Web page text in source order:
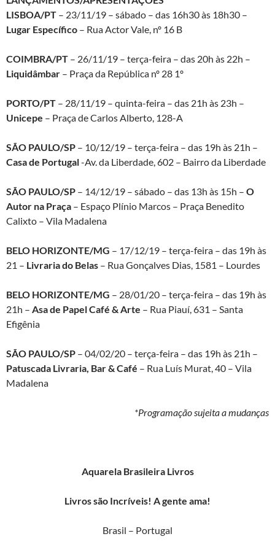
LISBOA/PT – 23/11/19 – sábado – das 16h30 às 18h30 –
Lugar Específico – Rua Actor Vale, nº 16 B
COIMBRA/PT – 26/11/19 – terça-feira – das 20h às 22h –
Liquidâmbar – Praça da República nº 28 1º
PORTO/PT – 28/11/19 – quinta-feira – das 21h às 23h –
Unicepe – Praça de Carlos Alberto, 128-A
SÃO PAULO/SP – 10/12/19 – terça-feira – das 19h às 21h –
Casa de Portugal-Av. da Liberdade, 602 – Bairro da Liberdade
SÃO PAULO/SP – 14/12/19 – sábado – das 13h às 15h – O
Autor na Praça – Espaço Plínio Marcos – Praça Benedito
Calixto – Vila Madalena
BELO HORIZONTE/MG – 17/12/19 – terça-feira – das 19h às
21 – Livraria do Belas – Rua Gonçalves Dias, 1581 – Lourdes
BELO HORIZONTE/MG – 28/01/20 – terça-feira – das 19h às
21h – Asa de Papel Café & Arte – Rua Piauí, 631 – Santa
Efigênia
SÃO PAULO/SP – 04/02/20 – terça-feira – das 19h às 21h –
Patuscada Livraria, Bar & Café – Rua Luís Murat, 40 – Vila
Madalena
*Programação sujeita a mudanças
Aquarela Brasileira Livros
Livros são Incríveis! A gente ama!
Brasil – Portugal